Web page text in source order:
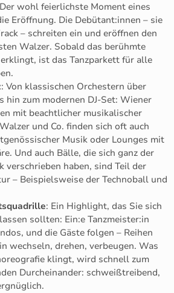
wohl feierlichste Moment eines
Eröffnung. Die Debütant:innen – sie
– schreiten ein und eröffnen den
Walzer. Sobald das berühmte
ist das Tanzparkett für alle
: Von klassischen Orchestern über
hin zum modernen DJ-Set: Wiener
mit beachtlicher musikalischer
und Co. finden sich oft auch
Musik oder Lounges mit
Und auch Bälle, die sich ganz der
verschrieben haben, sind Teil der
– Beispielsweise der Technoball und
: Ein Highlight, das Sie sich
sollten: Ein:e Tanzmeister:in
und die Gäste folgen – Reihen
wechseln, drehen, verbeugen. Was
klingt, wird schnell zum
Durcheinander: schweißtreibend,